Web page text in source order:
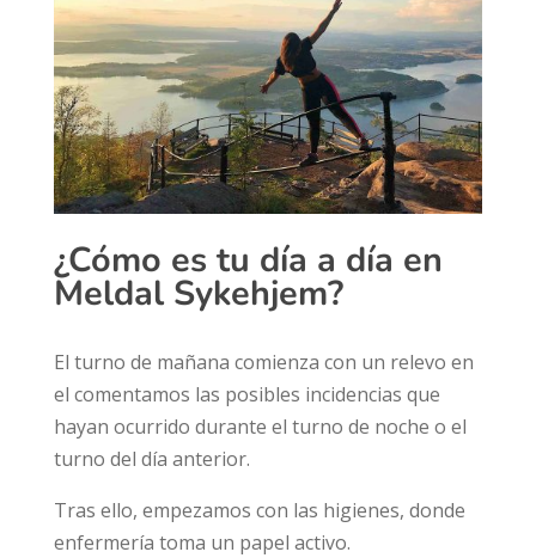
¿Cómo es tu día a día en
Meldal Sykehjem?
El turno de mañana comienza con un relevo en
el comentamos las posibles incidencias que
hayan ocurrido durante el turno de noche o el
turno del día anterior.
Tras ello, empezamos con las higienes, donde
enfermería toma un papel activo.